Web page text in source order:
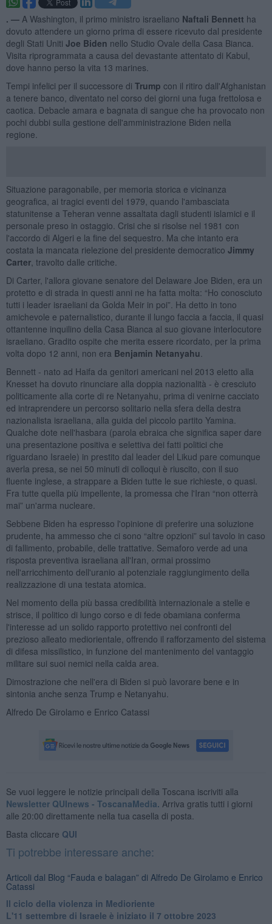
. — A Washington, il primo ministro israeliano Naftali Bennett ha
dovuto attendere un giorno prima di essere ricevuto dal presidente
degli Stati Uniti Joe Biden nello Studio Ovale della Casa Bianca.
Visita riprogrammata a causa del devastante attentato di Kabul,
dove hanno perso la vita 13 marines.
Tempi infelici per il successore di Trump con il ritiro dall'Afghanistan
a tenere banco, diventato nel corso dei giorni una fuga frettolosa e
caotica. Debacle amara e bagnata di sangue che ha provocato non
pochi dubbi sulla gestione dell'amministrazione Biden nella
regione.
Situazione paragonabile, per memoria storica e vicinanza
geografica, ai tragici eventi del 1979, quando l'ambasciata
statunitense a Teheran venne assaltata dagli studenti islamici e il
personale preso in ostaggio. Crisi che si risolse nel 1981 con
l'accordo di Algeri e la fine del sequestro. Ma che intanto era
costata la mancata rielezione del presidente democratico Jimmy
Carter, travolto dalle critiche.
Di Carter, l'allora giovane senatore del Delaware Joe Biden, era un
protetto e di strada in questi anni ne ha fatta molta: “Ho conosciuto
tutti i leader israeliani da Golda Meir in poi”. Ha detto in tono
amichevole e paternalistico, durante il lungo faccia a faccia, il quasi
ottantenne inquilino della Casa Bianca al suo giovane interlocutore
israeliano. Gradito ospite che merita essere ricordato, per la prima
volta dopo 12 anni, non era Benjamin Netanyahu
Bennett - nato ad Haifa da genitori americani nel 2013 eletto alla
Knesset ha dovuto rinunciare alla doppia nazionalità - è cresciuto
politicamente alla corte di re Netanyahu, prima di venirne cacciato
ed intraprendere un percorso solitario nella sfera della destra
nazionalista israeliana, alla guida del piccolo partito Yamina.
Qualche dote nell'hasbara (parola ebraica che significa saper dare
una presentazione positiva e selettiva dei fatti politici che
riguardano Israele) in prestito dal leader del Likud pare comunque
averla presa, se nei 50 minuti di colloqui è riuscito, con il suo
fluente inglese, a strappare a Biden tutte le sue richieste, o quasi.
Fra tutte quella più impellente, la promessa che l'Iran “non otterrà
mai” un'arma nucleare.
Sebbene Biden ha espresso l'opinione di preferire una soluzione
prudente, ha ammesso che ci sono “altre opzioni” sul tavolo in caso
di fallimento, probabile, delle trattative. Semaforo verde ad una
risposta preventiva israeliana all'Iran, ormai prossimo
nell'arricchimento dell'uranio al potenziale raggiungimento della
realizzazione di una testata atomica.
Nel momento della più bassa credibilità internazionale a stelle e
strisce, il politico di lungo corso e di fede obamiana conferma
l'interesse ad un solido rapporto protettivo nei confronti del
prezioso alleato mediorientale, offrendo il rafforzamento del sistema
di difesa missilistico, in funzione del mantenimento del vantaggio
militare sui suoi nemici nella calda area.
Dimostrazione che nell'era di Biden si può lavorare bene e in
sintonia anche senza Trump e Netanyahu.
Alfredo De Girolamo e Enrico Catassi
Se vuoi leggere le notizie principali della Toscana iscriviti alla
Newsletter QUInews - ToscanaMedia. Arriva gratis tutti i giorni
alle 20:00 direttamente nella tua casella di posta.
Basta cliccare QUI
Ti potrebbe interessare anche:
Articoli dal Blog “Fauda e balagan” di Alfredo De Girolamo e Enrico
Catassi
Il ciclo della violenza in Medioriente
L'11 settembre di Israele è iniziato il 7 ottobre 2023